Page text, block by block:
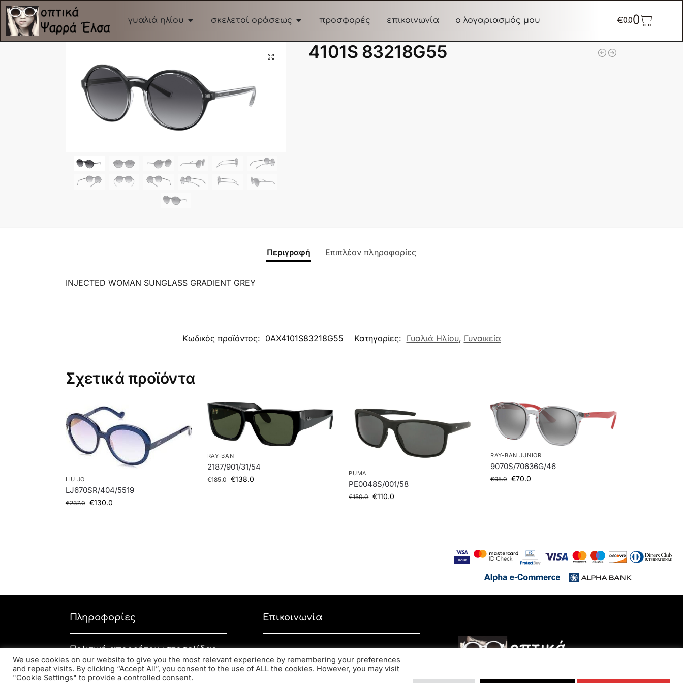
γυαλιά ηλίου σκελετοί οράσεως προσφορές επικοινωνία ο λογαριασμός μου €0.00
4101S 83218G55
Περιγραφή Επιπλέον πληροφορίες
INJECTED WOMAN SUNGLASS GRADIENT GREY
Κωδικός προϊόντος: 0AX4101S83218G55 Κατηγορίες: Γυαλιά Ηλίου, Γυναικεία
Σχετικά προϊόντα
LIU JO
LJ670SR/404/5519
€237.0 €130.0
RAY-BAN
2187/901/31/54
€185.0 €138.0
PUMA
PE0048S/001/58
€150.0 €110.0
RAY-BAN JUNIOR
9070S/70636G/46
€95.0 €70.0
Πληροφορίες
Πολιτική απορρήτου ιστοσελίδας
Εταιρική πολιτική απορρήτου
Επικοινωνία
Ανδρέα Παπανδρέου 59, ΤΚ 56334,
Κορδελιό
2310 770 216
We use cookies on our website to give you the most relevant experience by remembering your preferences
and repeat visits. By clicking “Accept All”, you consent to the use of ALL the cookies. However, you may visit
"Cookie Settings" to provide a controlled consent.